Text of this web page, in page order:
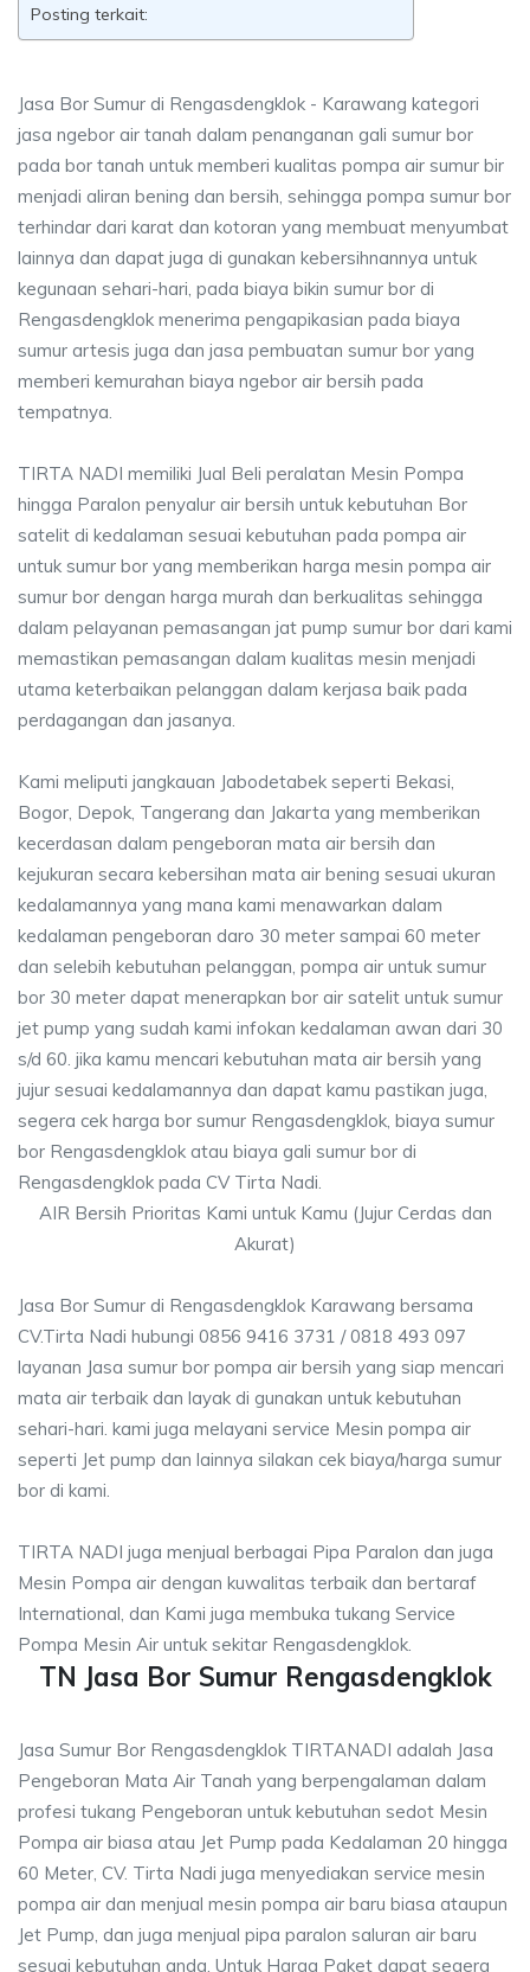
Posting terkait:
Jasa Bor Sumur di Rengasdengklok - Karawang kategori
jasa ngebor air tanah dalam penanganan gali sumur bor
pada bor tanah untuk memberi kualitas pompa air sumur bir
menjadi aliran bening dan bersih, sehingga pompa sumur bor
terhindar dari karat dan kotoran yang membuat menyumbat
lainnya dan dapat juga di gunakan kebersihnannya untuk
kegunaan sehari-hari, pada biaya bikin sumur bor di
Rengasdengklok menerima pengapikasian pada biaya
sumur artesis juga dan jasa pembuatan sumur bor yang
memberi kemurahan biaya ngebor air bersih pada
tempatnya.
TIRTA NADI memiliki Jual Beli peralatan Mesin Pompa
hingga Paralon penyalur air bersih untuk kebutuhan Bor
satelit di kedalaman sesuai kebutuhan pada pompa air
untuk sumur bor yang memberikan harga mesin pompa air
sumur bor dengan harga murah dan berkualitas sehingga
dalam pelayanan pemasangan jat pump sumur bor dari kami
memastikan pemasangan dalam kualitas mesin menjadi
utama keterbaikan pelanggan dalam kerjasa baik pada
perdagangan dan jasanya.
Kami meliputi jangkauan Jabodetabek seperti Bekasi,
Bogor, Depok, Tangerang dan Jakarta yang memberikan
kecerdasan dalam pengeboran mata air bersih dan
kejukuran secara kebersihan mata air bening sesuai ukuran
kedalamannya yang mana kami menawarkan dalam
kedalaman pengeboran daro 30 meter sampai 60 meter
dan selebih kebutuhan pelanggan, pompa air untuk sumur
bor 30 meter dapat menerapkan bor air satelit untuk sumur
jet pump yang sudah kami infokan kedalaman awan dari 30
s/d 60. jika kamu mencari kebutuhan mata air bersih yang
jujur sesuai kedalamannya dan dapat kamu pastikan juga,
segera cek harga bor sumur Rengasdengklok, biaya sumur
bor Rengasdengklok atau biaya gali sumur bor di
Rengasdengklok pada CV Tirta Nadi.
AIR Bersih Prioritas Kami untuk Kamu (Jujur Cerdas dan
Akurat)
Jasa Bor Sumur di Rengasdengklok Karawang bersama
CV.Tirta Nadi hubungi 0856 9416 3731 / 0818 493 097
layanan Jasa sumur bor pompa air bersih yang siap mencari
mata air terbaik dan layak di gunakan untuk kebutuhan
sehari-hari. kami juga melayani service Mesin pompa air
seperti Jet pump dan lainnya silakan cek biaya/harga sumur
bor di kami.
TIRTA NADI juga menjual berbagai Pipa Paralon dan juga
Mesin Pompa air dengan kuwalitas terbaik dan bertaraf
International, dan Kami juga membuka tukang Service
Pompa Mesin Air untuk sekitar Rengasdengklok.
TN Jasa Bor Sumur Rengasdengklok
Jasa Sumur Bor Rengasdengklok TIRTANADI adalah Jasa
Pengeboran Mata Air Tanah yang berpengalaman dalam
profesi tukang Pengeboran untuk kebutuhan sedot Mesin
Pompa air biasa atau Jet Pump pada Kedalaman 20 hingga
60 Meter, CV. Tirta Nadi juga menyediakan service mesin
pompa air dan menjual mesin pompa air baru biasa ataupun
Jet Pump, dan juga menjual pipa paralon saluran air baru
sesuai kebutuhan anda, Untuk Harga Paket dapat segera